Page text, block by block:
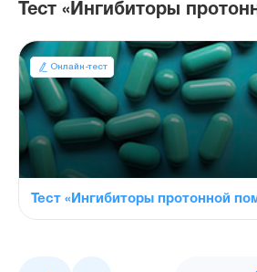
Тест «Ингибиторы
Онлайн-тест
Тест «Ингибиторы протонной